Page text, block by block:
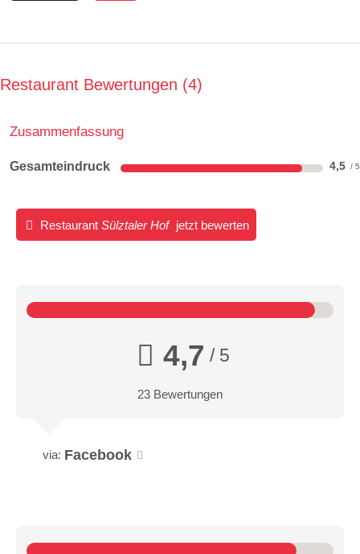
Restaurant Bewertungen 4
Zusammenfassung
Gesamteindruck 4,5
Restaurant Sülztaler Hof jetzt bewerten
4,7 / 5
23 Bewertungen
via: Facebook